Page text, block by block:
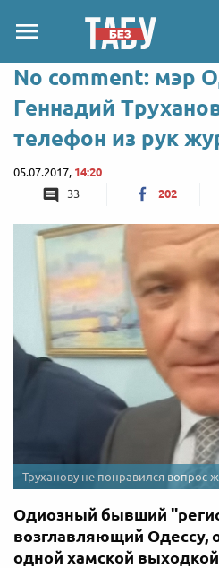
No comment: мэр
Геннадий
телефон из рук
05.07.2017, 14:20
33
202
Труханову не понравился вопрос
Одиозный бывший
возглавляющий Одессу,
одной хамской